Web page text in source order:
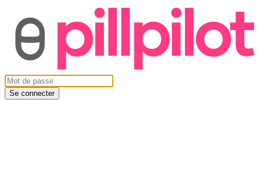
Se connecter